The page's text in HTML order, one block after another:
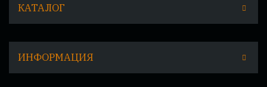
КАТАЛОГ
ИНФОРМАЦИЯ